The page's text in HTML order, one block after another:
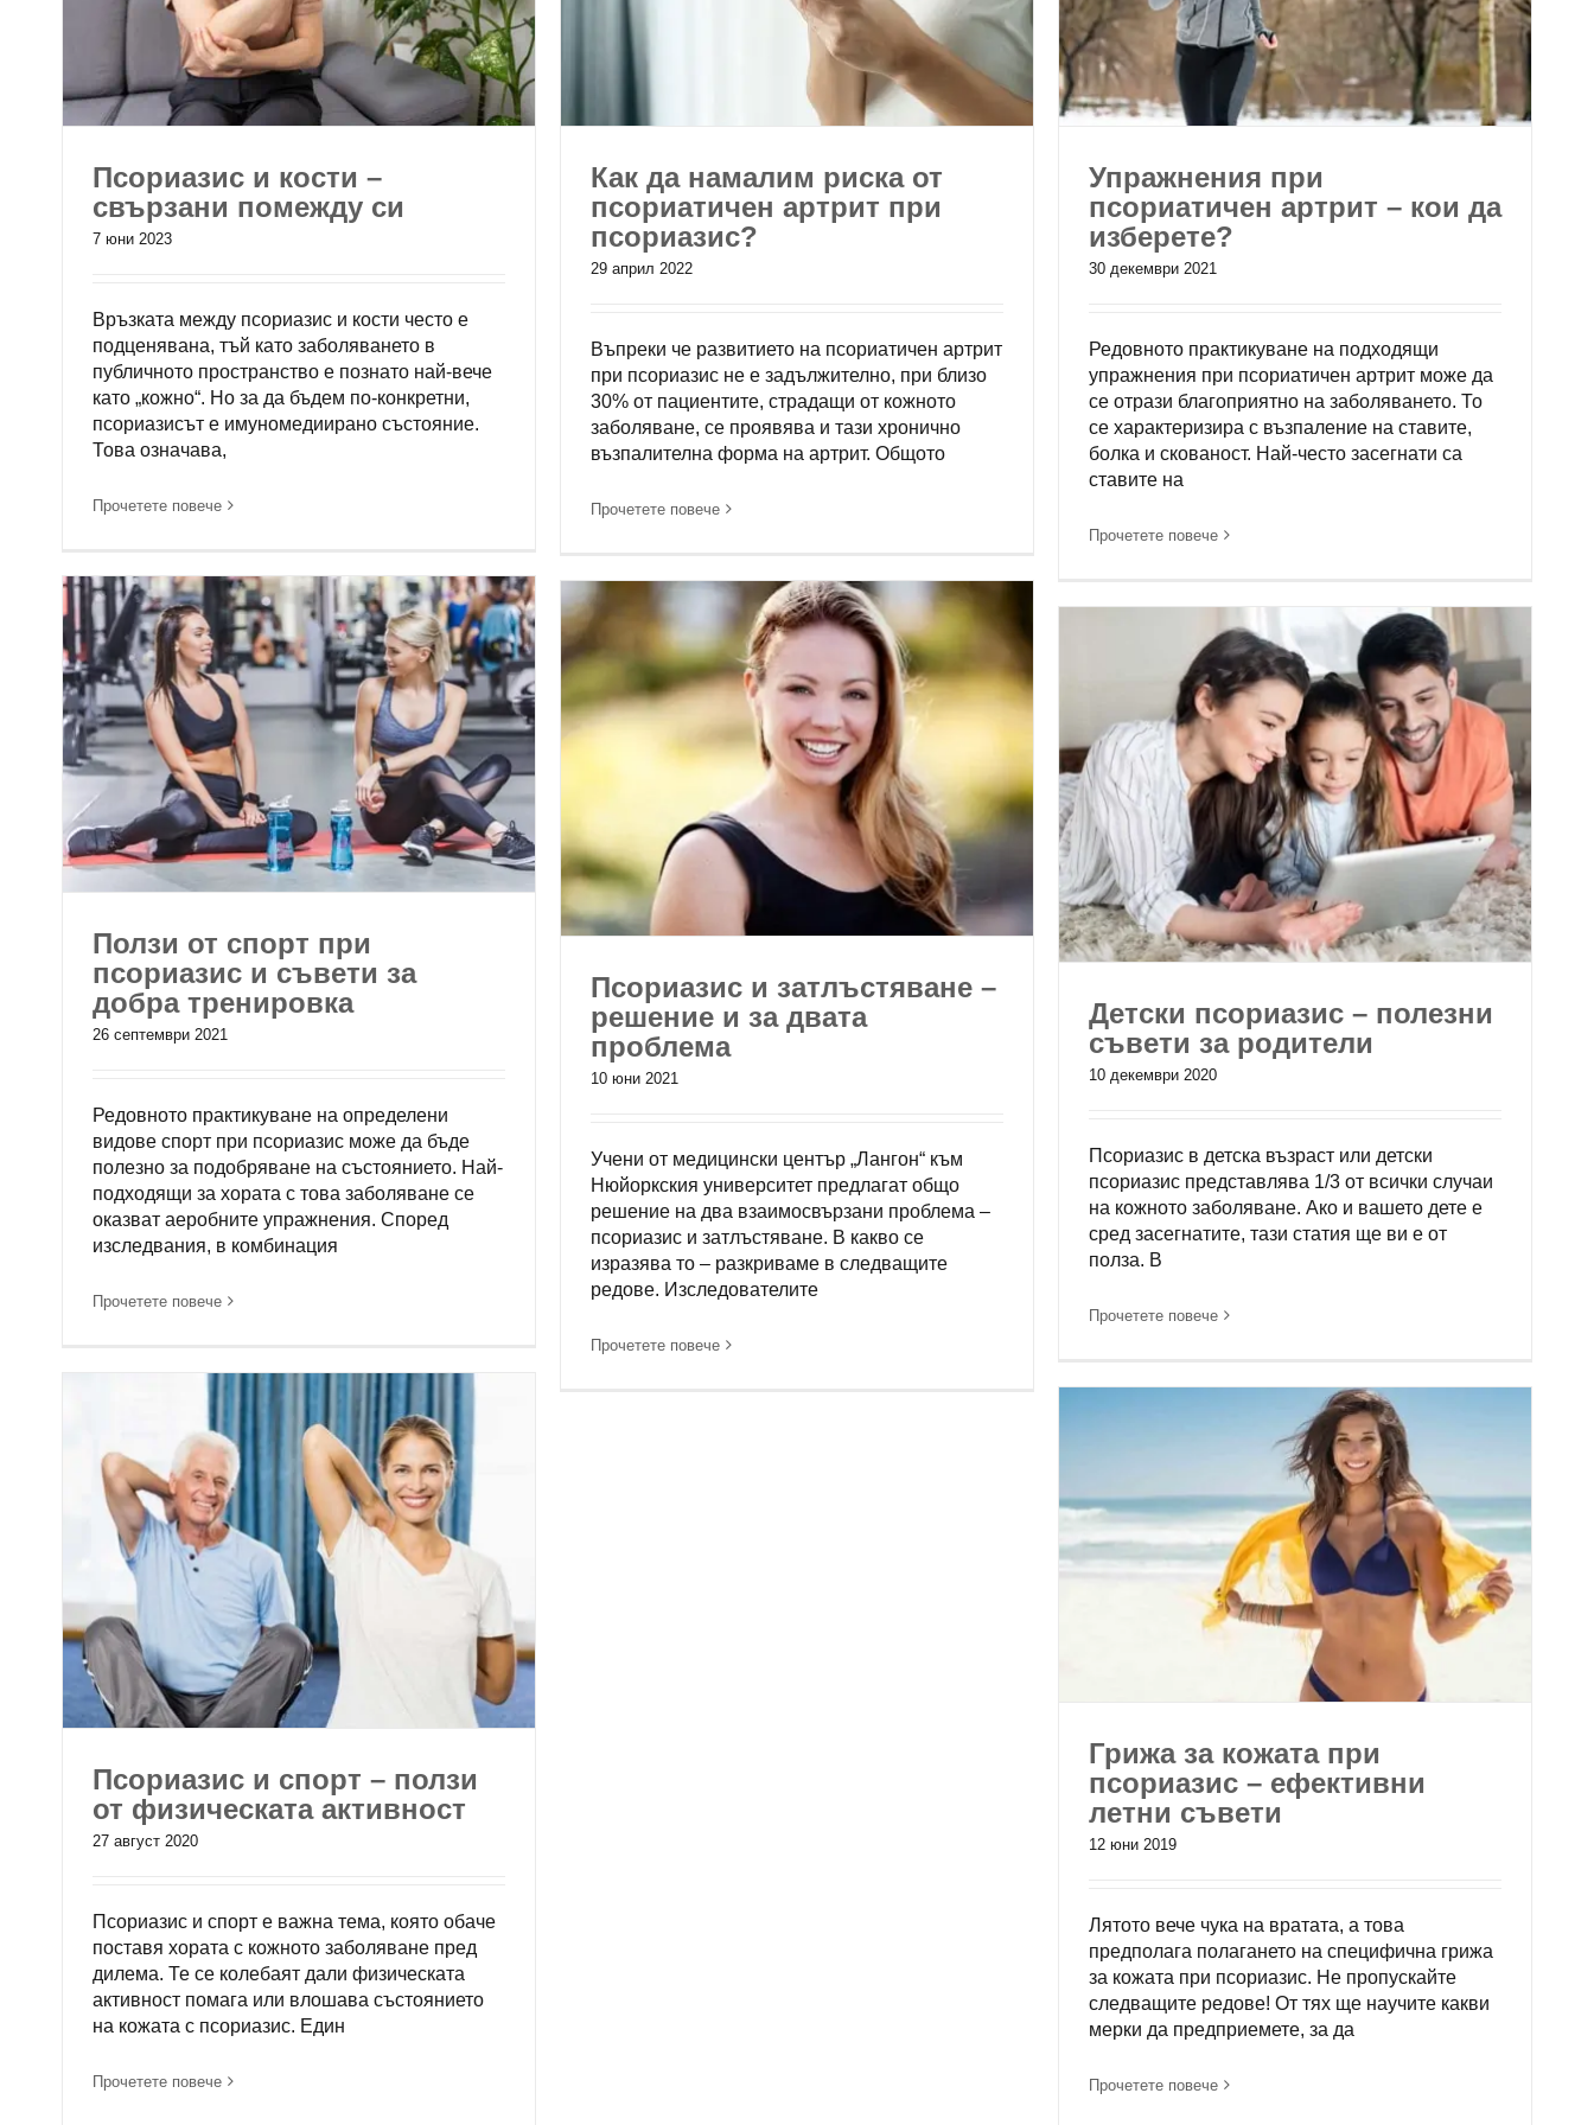
Псориазис и кости –
свързани помежду си
7 юни 2023
Връзката между псориазис и кости често е
подценявана, тъй като заболяването в
публичното пространство е познато най-вече
като „кожно“. Но за да бъдем по-конкретни,
псориазисът е имуномедиирано състояние.
Това означава,
Прочетете повече
Как да намалим риска от
псориатичен артрит при
псориазис?
29 април 2022
Въпреки че развитието на псориатичен артрит
при псориазис не е задължително, при близо
30% от пациентите, страдащи от кожното
заболяване, се проявява и тази хронично
възпалителна форма на артрит. Общото
Прочетете повече
Упражнения при
псориатичен артрит – кои да
изберете?
30 декември 2021
Редовното практикуване на подходящи
упражнения при псориатичен артрит може да
се отрази благоприятно на заболяването. То
се характеризира с възпаление на ставите,
болка и скованост. Най-често засегнати са
ставите на
Прочетете повече
Ползи от спорт при
псориазис и съвети за
добра тренировка
26 септември 2021
Редовното практикуване на определени
видове спорт при псориазис може да бъде
полезно за подобряване на състоянието. Най-
подходящи за хората с това заболяване се
оказват аеробните упражнения. Според
изследвания, в комбинация
Прочетете повече
Псориазис и затлъстяване –
решение и за двата
проблема
10 юни 2021
Учени от медицински център „Лангон“ към
Нюйоркския университет предлагат общо
решение на два взаимосвързани проблема –
псориазис и затлъстяване. В какво се
изразява то – разкриваме в следващите
редове. Изследователите
Прочетете повече
Детски псориазис – полезни
съвети за родители
10 декември 2020
Псориазис в детска възраст или детски
псориазис представлява 1/3 от всички случаи
на кожното заболяване. Ако и вашето дете е
сред засегнатите, тази статия ще ви е от
полза. В
Прочетете повече
Псориазис и спорт – ползи
от физическата активност
27 август 2020
Псориазис и спорт е важна тема, която обаче
поставя хората с кожното заболяване пред
дилема. Те се колебаят дали физическата
активност помага или влошава състоянието
на кожата с псориазис. Един
Прочетете повече
Грижа за кожата при
псориазис – ефективни
летни съвети
12 юни 2019
Лятото вече чука на вратата, а това
предполага полагането на специфична грижа
за кожата при псориазис. Не пропускайте
следващите редове! От тях ще научите какви
мерки да предприемете, за да
Прочетете повече